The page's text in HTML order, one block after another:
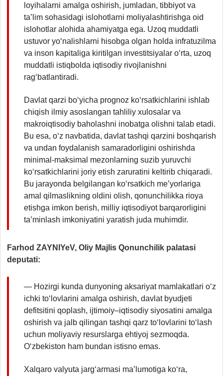
loyihalarni amalga oshirish, jumladan, tibbiyot va
ta’lim sohasidagi islohotlarni moliyalashtirishga oid
islohotlar alohida ahamiyatga ega. Uzoq muddatli
ustuvor yo‘nalishlarni hisobga olgan holda infratuzilma
va inson kapitaliga kiritilgan investitsiyalar o‘rta, uzoq
muddatli istiqbolda iqtisodiy rivojlanishni
rag‘batlantiradi.
Davlat qarzi bo‘yicha prognoz ko‘rsatkichlarini ishlab
chiqish ilmiy asoslangan tahliliy xulosalar va
makroiqtisodiy baholashni inobatga olishni talab etadi.
Bu esa, o‘z navbatida, davlat tashqi qarzini boshqarish
va undan foydalanish samaradorligini oshirishda
minimal-maksimal mezonlarning suzib yuruvchi
ko‘rsatkichlarini joriy etish zaruratini keltirib chiqaradi.
Bu jarayonda belgilangan ko‘rsatkich me’yorlariga
amal qilmaslikning oldini olish, qonunchilikka rioya
etishga imkon berish, milliy iqtisodiyot barqarorligini
ta’minlash imkoniyatini yaratish juda muhimdir.
Farhod ZAYNIYeV, Oliy Majlis Qonunchilik palatasi
deputati:
— Hozirgi kunda dunyoning aksariyat mamlakatlari o‘z
ichki to‘lovlarini amalga oshirish, davlat byudjeti
defitsitini qoplash, ijtimoiy–iqtisodiy siyosatini amalga
oshirish va jalb qilingan tashqi qarz to‘lovlarini to‘lash
uchun moliyaviy resurslarga ehtiyoj sezmoqda.
O‘zbekiston ham bundan istisno emas.
Xalqaro valyuta jarg‘armasi ma’lumotiga ko‘ra,